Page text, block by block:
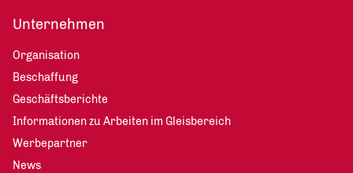
Unternehmen
Organisation
Beschaffung
Geschäftsberichte
Informationen zu Arbeiten im Gleisbereich
Werbepartner
News